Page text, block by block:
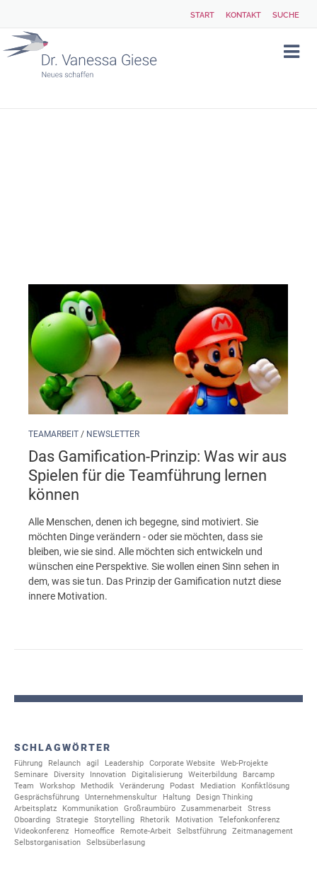
START KONTAKT SUCHE
TEAMARBEIT / NEWSLETTER
Das Gamification-Prinzip: Was wir aus
Spielen für die Teamführung lernen
können
Alle Menschen, denen ich begegne, sind motiviert. Sie
möchten Dinge verändern - oder sie möchten, dass sie
bleiben, wie sie sind. Alle möchten sich entwickeln und
wünschen eine Perspektive. Sie wollen einen Sinn sehen in
dem, was sie tun. Das Prinzip der Gamification nutzt diese
innere Motivation.
SCHLAGWÖRTER
Führung Relaunch agil Leadership Corporate Website
Web-Projekte
Seminare
Diversity Innovation Digitalisierung Weiterbildung
Barcamp
Team
Workshop Methodik Veränderung Podast Mediation
Konfiktlösung
Gesprächsführung
Unternehmenskultur Haltung
Design Thinking
Arbeitsplatz
Kommunikation Großraumbüro Zusammenarbeit
Stress
Oboarding
Strategie Storytelling Rhetorik Motivation
Telefonkonferenz
Videokonferenz
Homeoffice Remote-Arbeit Selbstführung
Zeitmanagement
Selbstorganisation
Selbsüberlasung